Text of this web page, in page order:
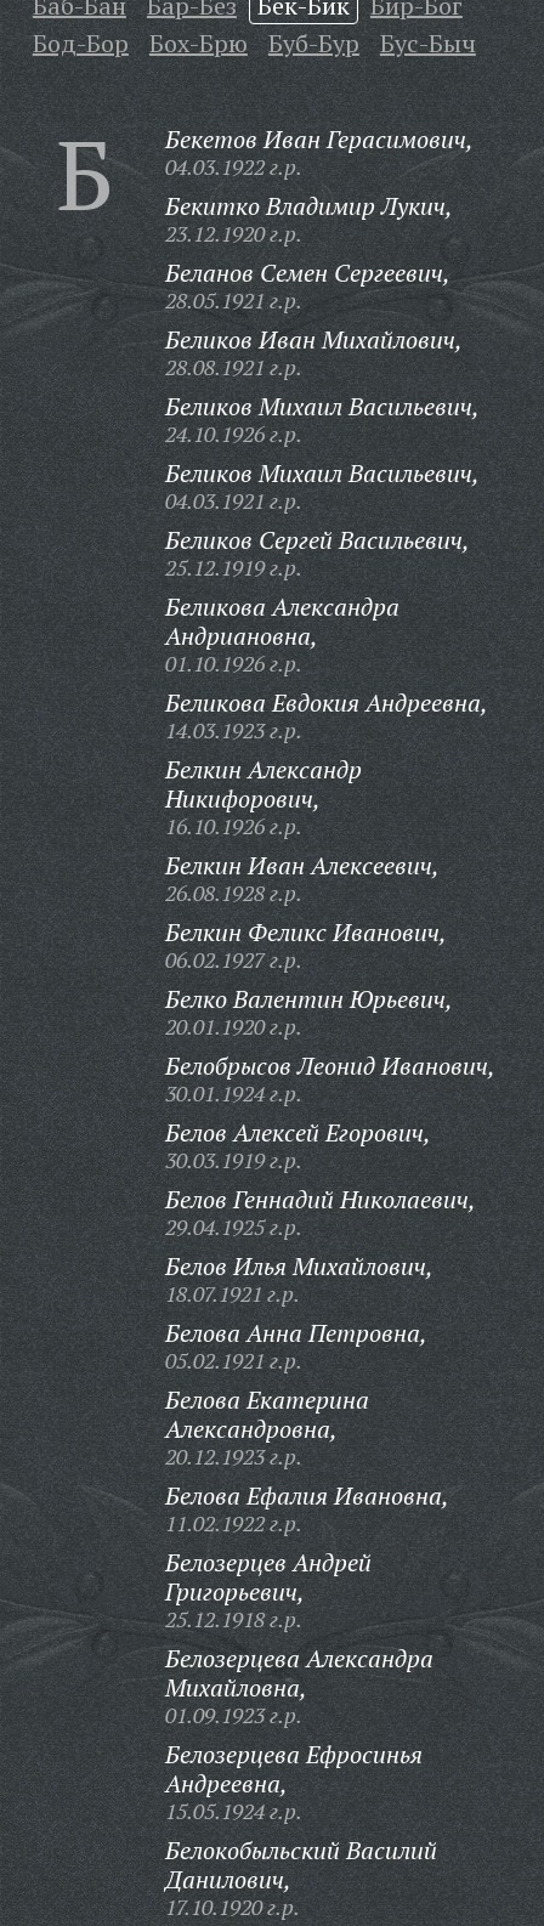
Бод-Бор
Бох-Брю Буб-Бур Бус-Быч
Б Бекетов Иван Герасимович,
04.03.1922 г.р.
Бекитко Владимир Лукич,
23.12.1920 г.р.
Беланов Семен Сергеевич,
28.05.1921 г.р.
Беликов Иван Михайлович,
28.08.1921 г.р.
Беликов Михаил Васильевич,
24.10.1926 г.р.
Беликов Михаил Васильевич,
04.03.1921 г.р.
Беликов Сергей Васильевич,
25.12.1919 г.р.
Беликова Александра
Андриановна,
01.10.1926 г.р.
Беликова Евдокия Андреевна,
14.03.1923 г.р.
Белкин Александр
Никифорович,
16.10.1926 г.р.
Белкин Иван Алексеевич,
26.08.1928 г.р.
Белкин Феликс Иванович,
06.02.1927 г.р.
Белко Валентин Юрьевич,
20.01.1920 г.р.
Белобрысов Леонид Иванович,
30.01.1924 г.р.
Белов Алексей Егорович,
30.03.1919 г.р.
Белов Геннадий Николаевич,
29.04.1925 г.р.
Белов Илья Михайлович,
18.07.1921 г.р.
Белова Анна Петровна,
05.02.1921 г.р.
Белова Екатерина
Александровна,
20.12.1923 г.р.
Белова Ефалия Ивановна,
11.02.1922 г.р.
Белозерцев Андрей
Григорьевич,
25.12.1918 г.р.
Белозерцева Александра
Михайловна,
01.09.1923 г.р.
Белозерцева Ефросинья
Андреевна,
15.05.1924 г.р.
Белокобыльский Василий
Данилович,
17.10.1920 г.р.